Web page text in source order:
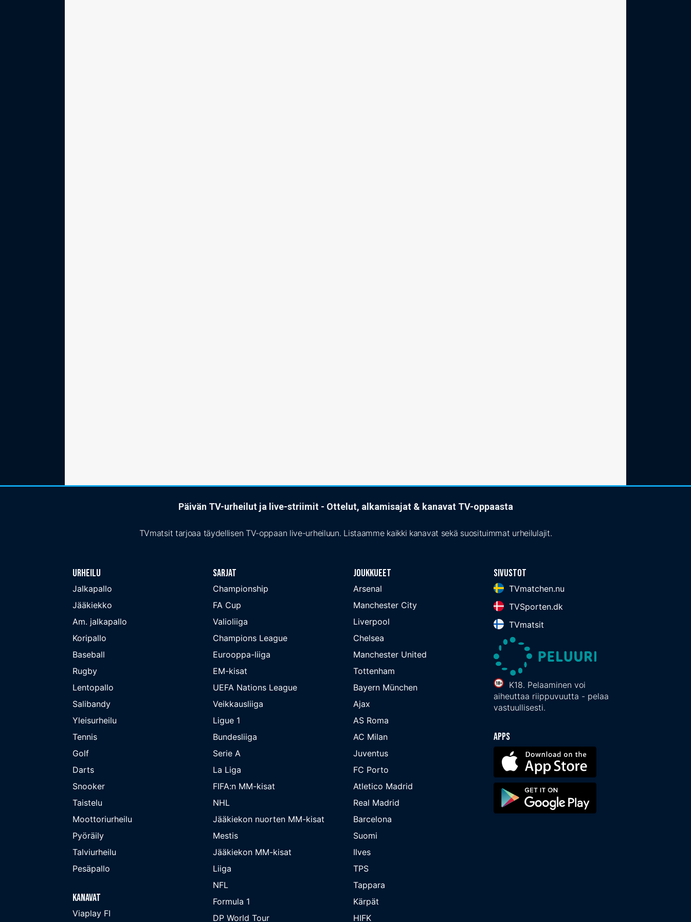
Päivän TV-urheilut ja live-striimit - Ottelut, alkamisajat & kanavat TV-oppaasta
TVmatsit tarjoaa täydellisen TV-oppaan live-urheiluun. Listaamme kaikki kanavat sekä suosituimmat urheilulajit.
Urheilu
Jalkapallo
Jääkiekko
Am. jalkapallo
Koripallo
Baseball
Rugby
Lentopallo
Salibandy
Yleisurheilu
Tennis
Golf
Darts
Snooker
Taistelu
Moottoriurheilu
Pyöräily
Talviurheilu
Pesäpallo
Kanavat
Viaplay FI
Sarjat
Championship
FA Cup
Valioliiga
Champions League
Eurooppa-liiga
EM-kisat
UEFA Nations League
Veikkausliiga
Ligue 1
Bundesliiga
Serie A
La Liga
FIFA:n MM-kisat
NHL
Jääkiekon nuorten MM-kisat
Mestis
Jääkiekon MM-kisat
Liiga
NFL
Formula 1
DP World Tour
Joukkueet
Arsenal
Manchester City
Liverpool
Chelsea
Manchester United
Tottenham
Bayern München
Ajax
AS Roma
AC Milan
Juventus
FC Porto
Atletico Madrid
Real Madrid
Barcelona
Suomi
Ilves
TPS
Tappara
Kärpät
HIFK
Sivustot
TVmatchen.nu
TVSporten.dk
TVmatsit
K18. Pelaaminen voi
aiheuttaa riippuvuutta - pelaa
vastuullisesti.
Apps